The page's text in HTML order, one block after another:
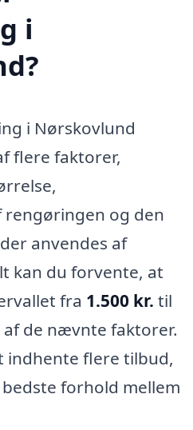
i
i Nørskovlund
flere faktorer,
og den
anvendes af
kan du forvente, at
fra 1.500 kr. til
de nævnte faktorer.
indhente flere tilbud,
forhold mellem